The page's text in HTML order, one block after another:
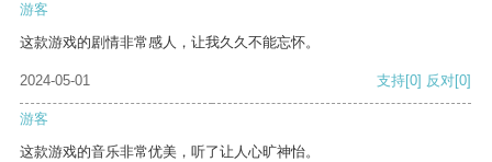
游客
这款游戏的剧情非常感人，让我久久不能忘怀。
2024-05-01 支持[0] 反对[0]
游客
这款游戏的音乐非常优美，听了让人心旷神怡。